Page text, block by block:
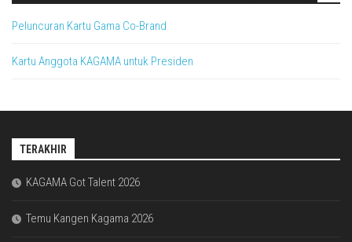
Peluncuran Kartu Gama Co-Brand
Kartu Anggota KAGAMA untuk Presiden
TERAKHIR
KAGAMA Got Talent 2026
Temu Kangen Kagama 2026